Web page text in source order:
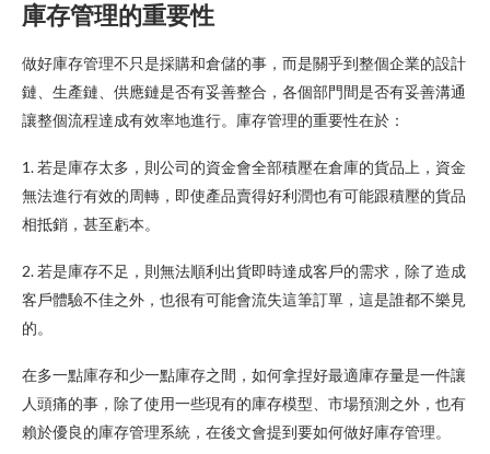
庫存管理的重要性
做好庫存管理不只是採購和倉儲的事，而是關乎到整個企業的設計
鏈、生產鏈、供應鏈是否有妥善整合，各個部門間是否有妥善溝通
讓整個流程達成有效率地進行。庫存管理的重要性在於：
1. 若是庫存太多，則公司的資金會全部積壓在倉庫的貨品上，資金
無法進行有效的周轉，即使產品賣得好利潤也有可能跟積壓的貨品
相抵銷，甚至虧本。
2. 若是庫存不足，則無法順利出貨即時達成客戶的需求，除了造成
客戶體驗不佳之外，也很有可能會流失這筆訂單，這是誰都不樂見
的。
在多一點庫存和少一點庫存之間，如何拿捏好最適庫存量是一件讓
人頭痛的事，除了使用一些現有的庫存模型、市場預測之外，也有
賴於優良的庫存管理系統，在後文會提到要如何做好庫存管理。